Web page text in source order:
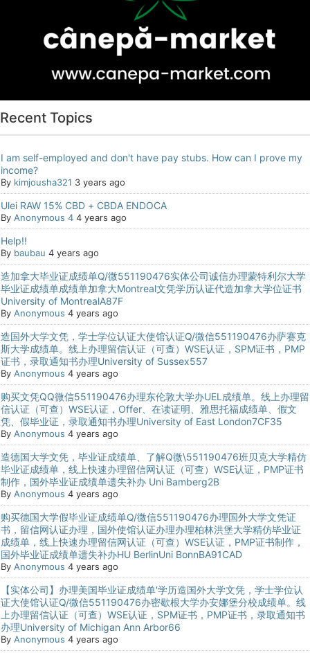
Recent Topics
I am self-employed and don't have pay stubs. How can I prove my
income?
By kimjousha321 3 years ago
Ulei RAW 15% CBD + CBDA ENDOCA
By Anonymous 4 4 years ago
Help!!
By baubau 4 years ago
造加拿大毕业证成绩单Q/微551190476实体公司诚信办理蒙特利尔大学
毕业证成绩单成绩单加拿大Montreal文凭学历认证代造加拿大学位证书
University of MontrealA87F
By Anonymous 4 years ago
造国外大学文凭，学士学位认证大使馆认证Q/微信551190476办萨赛克
斯大学成绩单。线上办理留信认证（可查）WSE认证，SPM证书，PMP
证书，录取通知书办理University of Sussex557
By Anonymous 4 years ago
购买文凭QQ微信551190476办理东伦敦大学办UEL成绩单。线上办理留
信认证（可查）WSE认证，Offer、在读证明、雅思托福成绩单、假文
凭、假毕业证，录取通知书办理University of East London7CF35
By Anonymous 4 years ago
造德国大学文凭，毕业证成绩单、了解Q微\551190476班贝克大学精仿
毕业证成绩单，线上快速办理留信网认证（可查）WSE认证，PMP证书
制作，国外毕业证成绩单遗失补办 Uni Bamberg2B
By Anonymous 4 years ago
购买德国大学假毕业证成绩单Q/微信551190476办理国外大学文凭证
书，留信网认证办理，国外使馆认证办理办理柏林洪堡大学精仿毕业证
成绩单，线上快速办理留信网认证（可查）WSE认证，PMP证书制作，
国外毕业证成绩单遗失补办HU BerlinUni BonnBA91CAD
By Anonymous 4 years ago
【实体公司】办理美国毕业证成绩单'学历造国外大学文凭，学士学位认
证大使馆认证Q/微信551190476办密歇根大学办安娜堡分校成绩单。线
上办理留信认证（可查）WSE认证，SPM证书，PMP证书，录取通知书
办理University of Michigan Ann Arbor66
By Anonymous 4 years ago